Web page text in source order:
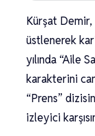
Kürşat
üstlenerek
yılında “Aile
karakterini
“Prens”
izleyici